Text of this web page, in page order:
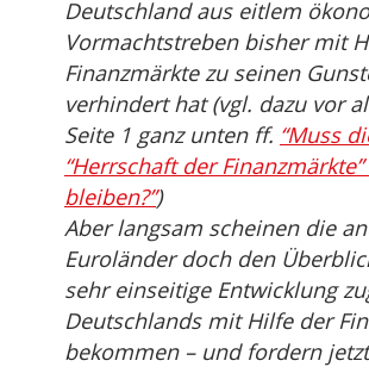
Deutschland aus eitlem
Vormachtstreben bisher mit
Finanzmärkte zu seinen
verhindert hat (vgl. dazu vor
Seite 1 ganz unten ff. “Muss
“Herrschaft der
bleiben?”)
Aber langsam scheinen die
Euroländer doch den
sehr einseitige Entwicklung
Deutschlands mit Hilfe der
bekommen – und fordern